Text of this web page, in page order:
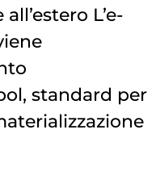
L’e-
standard per